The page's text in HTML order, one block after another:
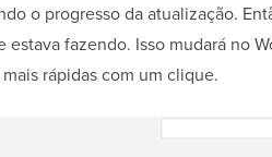
o progresso da atualização.
fazendo. Isso mudará no
rápidas com um clique.